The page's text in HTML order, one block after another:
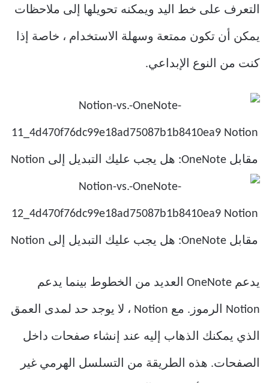
التعرف على خط اليد ويمكنه تحويلها إلى ملاحظات
يمكن أن تكون ممتعة وسهلة الاستخدام ، خاصة إذا
كنت من النوع الإبداعي.
يدعم OneNote العديد من الخطوط بينما يدعم
Notion الرموز. مع Notion ، لا يوجد حد لمدى العمق
الذي يمكنك الذهاب إليه عند إنشاء صفحات داخل
الصفحات. هذه الطريقة من التسلسل الهرمي غير